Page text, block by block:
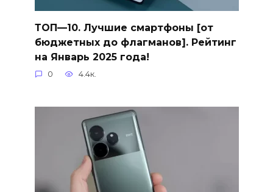
ТОП—10. Лучшие смартфоны [от
бюджетных до флагманов]. Рейтинг
на Январь 2025 года!
0 4.4к.